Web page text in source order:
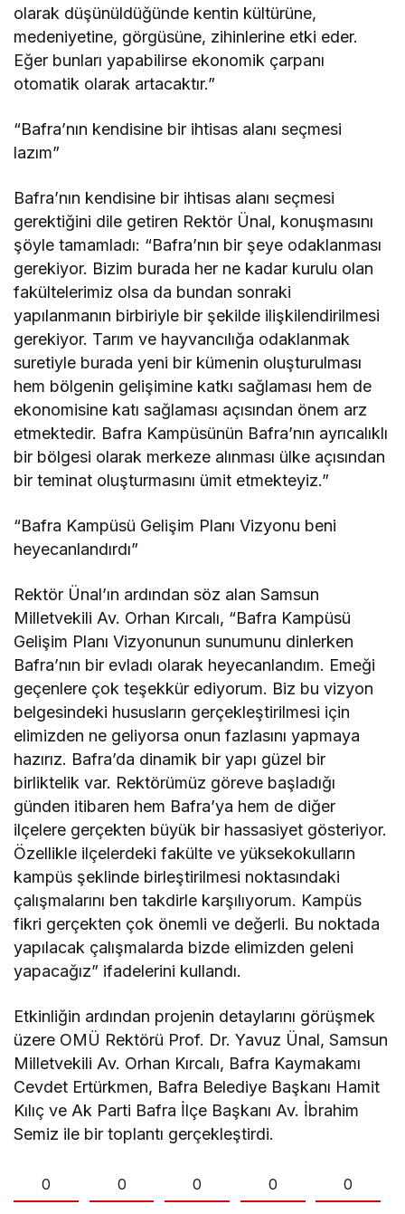
olarak düşünüldüğünde kentin kültürüne,
medeniyetine, görgüsüne, zihinlerine etki eder.
Eğer bunları yapabilirse ekonomik çarpanı
otomatik olarak artacaktır.”
“Bafra’nın kendisine bir ihtisas alanı seçmesi
lazım”
Bafra’nın kendisine bir ihtisas alanı seçmesi
gerektiğini dile getiren Rektör Ünal, konuşmasını
şöyle tamamladı: “Bafra’nın bir şeye odaklanması
gerekiyor. Bizim burada her ne kadar kurulu olan
fakültelerimiz olsa da bundan sonraki
yapılanmanın birbiriyle bir şekilde ilişkilendirilmesi
gerekiyor. Tarım ve hayvancılığa odaklanmak
suretiyle burada yeni bir kümenin oluşturulması
hem bölgenin gelişimine katkı sağlaması hem de
ekonomisine katı sağlaması açısından önem arz
etmektedir. Bafra Kampüsünün Bafra’nın ayrıcalıklı
bir bölgesi olarak merkeze alınması ülke açısından
bir teminat oluşturmasını ümit etmekteyiz.”
“Bafra Kampüsü Gelişim Planı Vizyonu beni
heyecanlandırdı”
Rektör Ünal’ın ardından söz alan Samsun
Milletvekili Av. Orhan Kırcalı, “Bafra Kampüsü
Gelişim Planı Vizyonunun sunumunu dinlerken
Bafra’nın bir evladı olarak heyecanlandım. Emeği
geçenlere çok teşekkür ediyorum. Biz bu vizyon
belgesindeki hususların gerçekleştirilmesi için
elimizden ne geliyorsa onun fazlasını yapmaya
hazırız. Bafra’da dinamik bir yapı güzel bir
birliktelik var. Rektörümüz göreve başladığı
günden itibaren hem Bafra’ya hem de diğer
ilçelere gerçekten büyük bir hassasiyet gösteriyor.
Özellikle ilçelerdeki fakülte ve yüksekokulların
kampüs şeklinde birleştirilmesi noktasındaki
çalışmalarını ben takdirle karşılıyorum. Kampüs
fikri gerçekten çok önemli ve değerli. Bu noktada
yapılacak çalışmalarda bizde elimizden geleni
yapacağız” ifadelerini kullandı.
Etkinliğin ardından projenin detaylarını görüşmek
üzere OMÜ Rektörü Prof. Dr. Yavuz Ünal, Samsun
Milletvekili Av. Orhan Kırcalı, Bafra Kaymakamı
Cevdet Ertürkmen, Bafra Belediye Başkanı Hamit
Kılıç ve Ak Parti Bafra İlçe Başkanı Av. İbrahim
Semiz ile bir toplantı gerçekleştirdi.
0 0 0 0 0